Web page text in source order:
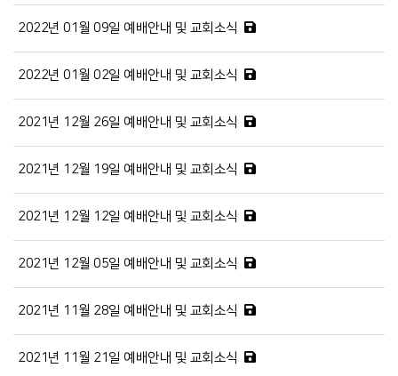
2022년 01월 09일 예배안내 및 교회소식
2022년 01월 02일 예배안내 및 교회소식
2021년 12월 26일 예배안내 및 교회소식
2021년 12월 19일 예배안내 및 교회소식
2021년 12월 12일 예배안내 및 교회소식
2021년 12월 05일 예배안내 및 교회소식
2021년 11월 28일 예배안내 및 교회소식
2021년 11월 21일 예배안내 및 교회소식